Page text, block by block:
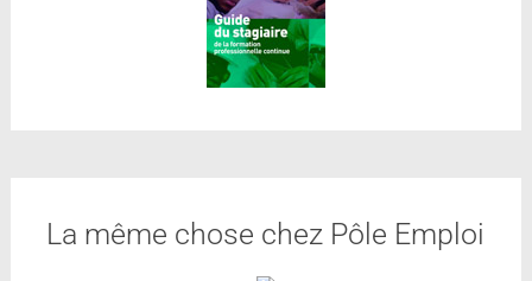
La même chose chez Pôle Emploi